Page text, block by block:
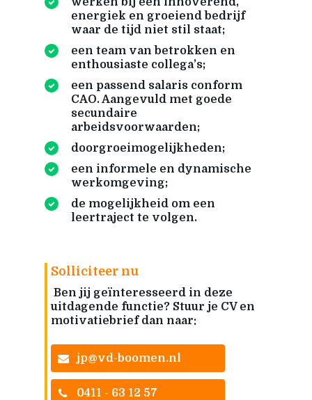
energiek en groeiend bedrijf
waar de tijd niet stil staat;
een team van betrokken en
enthousiaste collega’s;
een passend salaris conform
CAO. Aangevuld met goede
secundaire
arbeidsvoorwaarden;
doorgroeimogelijkheden;
een informele en dynamische
werkomgeving;
de mogelijkheid om een
leertraject te volgen.
Solliciteer nu
Ben jij geïnteresseerd in deze
uitdagende functie? Stuur je CV en
motivatiebrief dan naar:
jp@vd-boomen.nl
0411 - 63 12 57